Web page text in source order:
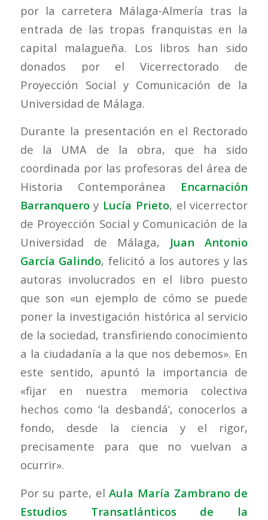
por la carretera Málaga-Almería tras la
entrada de las tropas franquistas en la
capital malagueña. Los libros han sido
donados por el Vicerrectorado de
Proyección Social y Comunicación de la
Universidad de Málaga.
Durante la presentación en el Rectorado
de la UMA de la obra, que ha sido
coordinada por las profesoras del área de
Historia Contemporánea Encarnación
Barranqueroy Lucía Prieto, el vicerrector
de Proyección Social y Comunicación de la
Universidad de Málaga, Juan Antonio
García Galindo, felicitó a los autores y las
autoras involucrados en el libro puesto
que son «un ejemplo de cómo se puede
poner la investigación histórica al servicio
de la sociedad, transfiriendo conocimiento
a la ciudadanía a la que nos debemos». En
este sentido, apuntó la importancia de
«fijar en nuestra memoria colectiva
hechos como ‘la desbandá’, conocerlos a
fondo, desde la ciencia y el rigor,
precisamente para que no vuelvan a
ocurrir».
Por su parte, elAula María Zambrano de
Estudios Transatlánticos de la